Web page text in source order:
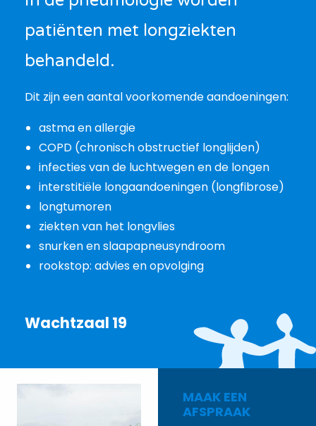
patiënten met longziekten
behandeld.
Dit zijn een aantal voorkomende aandoeningen:
astma en allergie
COPD (chronisch obstructief longlijden)
infecties van de luchtwegen en de longen
interstitiële longaandoeningen (longfibrose)
longtumoren
ziekten van het longvlies
snurken en slaapapneusyndroom
rookstop: advies en opvolging
Wachtzaal 19
MAAK EEN
AFSPRAAK